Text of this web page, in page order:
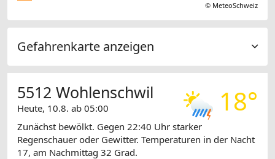
© MeteoSchweiz
Gefahrenkarte anzeigen
18°
5512 Wohlenschwil
Heute, 10.8. ab 05:00
Zunächst bewölkt. Gegen 22:40 Uhr starker
Regenschauer oder Gewitter. Temperaturen in der Nacht
17, am Nachmittag 32 Grad.